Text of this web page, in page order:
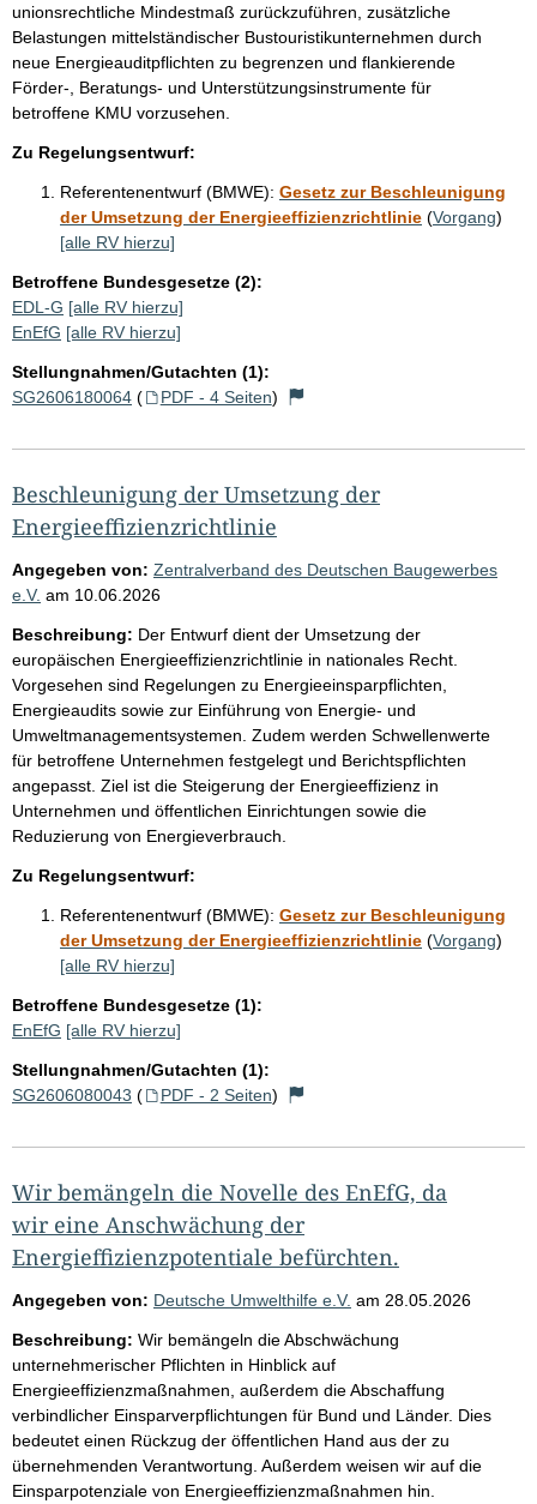
unionsrechtliche Mindestmaß zurückzuführen, zusätzliche
Belastungen mittelständischer Bustouristikunternehmen durch
neue Energieauditpflichten zu begrenzen und flankierende
Förder-, Beratungs- und Unterstützungsinstrumente für
betroffene KMU vorzusehen.
Zu Regelungsentwurf:
Referentenentwurf (BMWE): Gesetz zur Beschleunigung
der Umsetzung der Energieeffizienzrichtlinie (Vorgang)
[alle RV hierzu]
Betroffene Bundesgesetze (2):
EDL-G [alle RV hierzu]
EnEfG [alle RV hierzu]
Stellungnahmen/Gutachten (1):
SG2606180064 ( PDF - 4 Seiten)
Beschleunigung der Umsetzung der
Energieeffizienzrichtlinie
Angegeben von: Zentralverband des Deutschen Baugewerbes
e.V. am 10.06.2026
Beschreibung: Der Entwurf dient der Umsetzung der
europäischen Energieeffizienzrichtlinie in nationales Recht.
Vorgesehen sind Regelungen zu Energieeinsparpflichten,
Energieaudits sowie zur Einführung von Energie- und
Umweltmanagementsystemen. Zudem werden Schwellenwerte
für betroffene Unternehmen festgelegt und Berichtspflichten
angepasst. Ziel ist die Steigerung der Energieeffizienz in
Unternehmen und öffentlichen Einrichtungen sowie die
Reduzierung von Energieverbrauch.
Zu Regelungsentwurf:
Referentenentwurf (BMWE): Gesetz zur Beschleunigung
der Umsetzung der Energieeffizienzrichtlinie (Vorgang)
[alle RV hierzu]
Betroffene Bundesgesetze (1):
EnEfG [alle RV hierzu]
Stellungnahmen/Gutachten (1):
SG2606080043 ( PDF - 2 Seiten)
Wir bemängeln die Novelle des EnEfG, da
wir eine Anschwächung der
Energieffizienzpotentiale befürchten.
Angegeben von: Deutsche Umwelthilfe e.V. am 28.05.2026
Beschreibung: Wir bemängeln die Abschwächung
unternehmerischer Pflichten in Hinblick auf
Energieeffizienzmaßnahmen, außerdem die Abschaffung
verbindlicher Einsparverpflichtungen für Bund und Länder. Dies
bedeutet einen Rückzug der öffentlichen Hand aus der zu
übernehmenden Verantwortung. Außerdem weisen wir auf die
Einsparpotenziale von Energieeffizienzmaßnahmen hin.